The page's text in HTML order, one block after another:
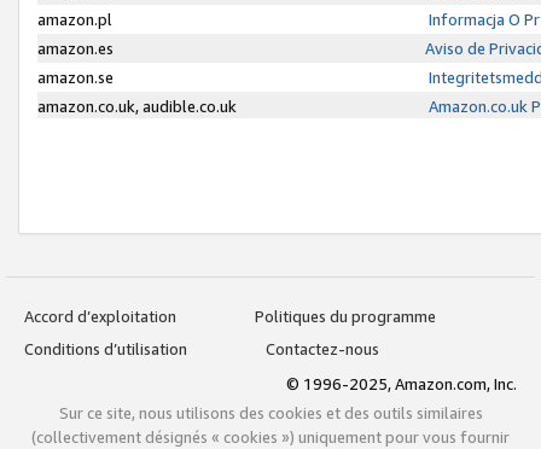
amazon.pl
Informacja O
amazon.es
Aviso de
amazon.se
amazon.co.uk, audible.co.uk
Amazon.co.uk
Accord d’exploitation
Politiques du programme
Conditions d’utilisation
Contactez-nous
© 1996-2025, Amazon.com, Inc.
Sur ce site, nous utilisons des cookies et des outils similaires
(collectivement désignés « cookies ») uniquement pour vous fournir